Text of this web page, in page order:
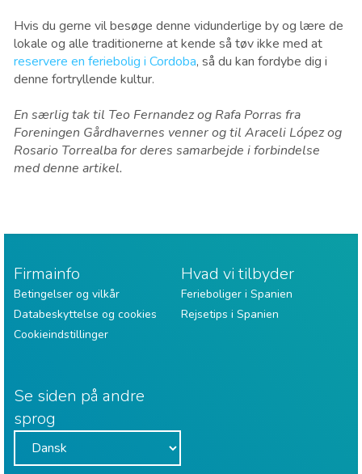
Hvis du gerne vil besøge denne vidunderlige by og lære de
lokale og alle traditionerne at kende så tøv ikke med at
reservere en feriebolig i Cordoba, så du kan fordybe dig i
denne fortryllende kultur.
En særlig tak til Teo Fernandez og Rafa Porras fra
Foreningen ​​Gårdhavernes venner og til Araceli López og
Rosario Torrealba for deres samarbejde i forbindelse
med denne artikel.
Firmainfo
Betingelser og vilkår
Databeskyttelse og cookies
Cookieindstillinger
Hvad vi tilbyder
Ferieboliger i Spanien
Rejsetips i Spanien
Se siden på andre
sprog